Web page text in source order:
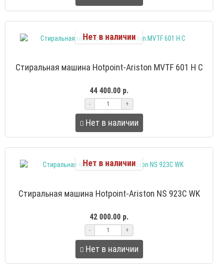
Нет в наличии
Стиральная машина Hotpoint-Ariston MVTF 601 H C
44 400.00 р.
- +
Нет в наличии
Нет в наличии
Стиральная машина Hotpoint-Ariston NS 923C WK
42 000.00 р.
- +
Нет в наличии